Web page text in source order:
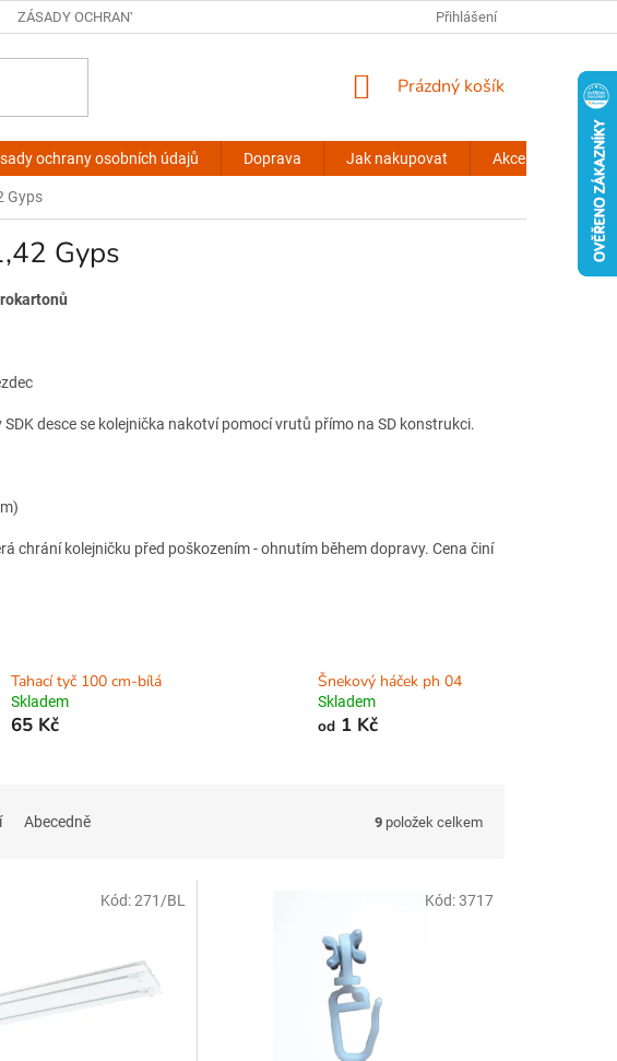
ZÁSADY OCHRANY OSOBNÍCH ÚDAJŮ VŠEOBECNÉ INFORMACE
Přihlášení
NÁKUPNÍ
Prázdný košík
ochrany osobních údajů Doprava Jak nakupovat Akce stinovky.cz
Gyps
Gyps
desce se kolejnička nakotví pomocí vrutů přímo na SD konstrukci.
chrání kolejničku před poškozením - ohnutím během dopravy. Cena činí
Tahací tyč 100 cm-bílá
Skladem
65 Kč
Šnekový háček ph 04
Skladem
od1 Kč
Abecedně 9 položek celkem
Kód:271/BL Kód:3717